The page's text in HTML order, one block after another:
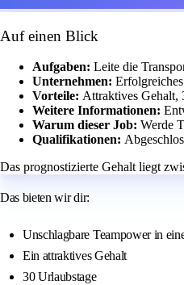
Auf einen Blick
Aufgaben: Leite die
Unternehmen:
Vorteile: Attraktives Gehalt,
Weitere Informationen:
Warum dieser Job: Werde
Qualifikationen:
Das prognostizierte Gehalt liegt
Das bieten wir dir:
Unschlagbare Teampower in
Ein attraktives Gehalt
30 Urlaubstage